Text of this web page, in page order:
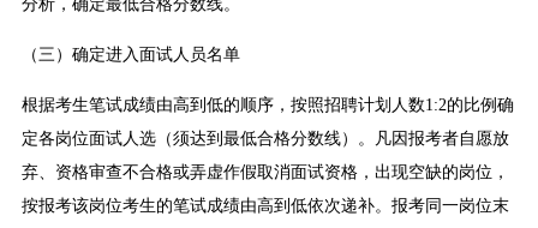
分析，确定最低合格分数线。
（三）确定进入面试人员名单
根据考生笔试成绩由高到低的顺序，按照招聘计划人数1:2的比例确
定各岗位面试人选（须达到最低合格分数线）。凡因报考者自愿放
弃、资格审查不合格或弄虚作假取消面试资格，出现空缺的岗位，
按报考该岗位考生的笔试成绩由高到低依次递补。报考同一岗位末